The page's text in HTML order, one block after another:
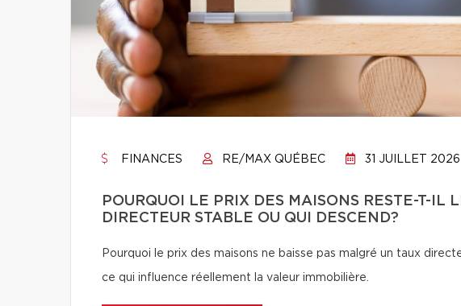
FINANCES RE/MAX QUÉBEC 31 JUILLET 2026
POURQUOI LE PRIX DES MAISONS RESTE-T-IL
DIRECTEUR STABLE OU QUI DESCEND?
Pourquoi le prix des maisons ne baisse pas malgré un taux
ce qui influence réellement la valeur immobilière.